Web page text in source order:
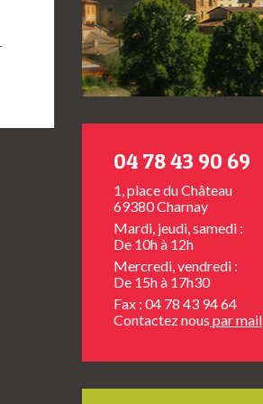
04 78 43 90 69
1, place du Château
69380 Charnay
Mardi, jeudi, samedi :
De 10h à 12h
Mercredi, vendredi :
De 15h à 17h30
Fax : 04 78 43 94 64
Contactez nous par mail